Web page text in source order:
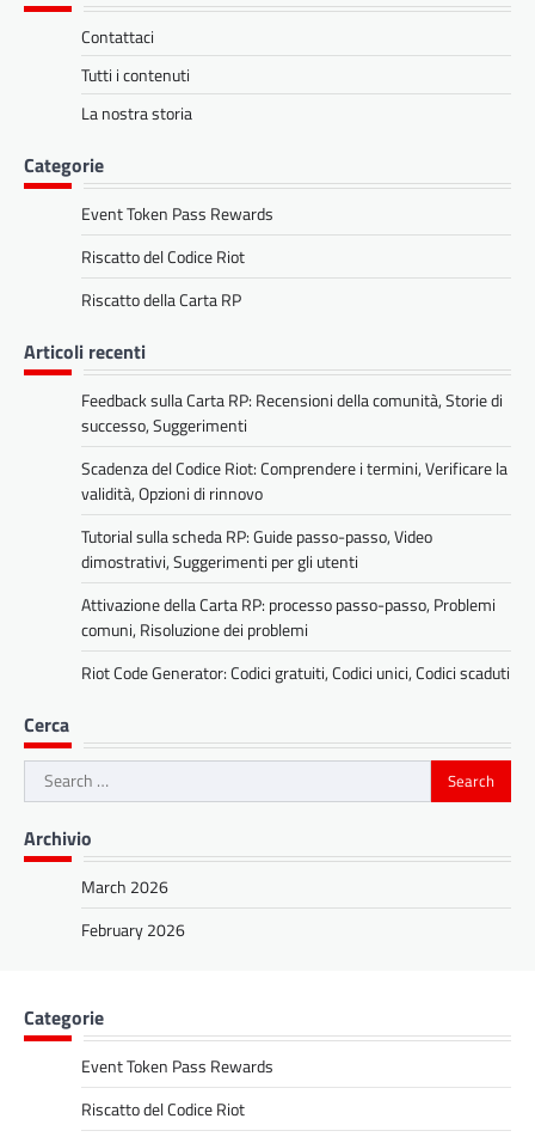
Contattaci
Tutti i contenuti
La nostra storia
Categorie
Event Token Pass Rewards
Riscatto del Codice Riot
Riscatto della Carta RP
Articoli recenti
Feedback sulla Carta RP: Recensioni della comunità, Storie di
successo, Suggerimenti
Scadenza del Codice Riot: Comprendere i termini, Verificare la
validità, Opzioni di rinnovo
Tutorial sulla scheda RP: Guide passo-passo, Video
dimostrativi, Suggerimenti per gli utenti
Attivazione della Carta RP: processo passo-passo, Problemi
comuni, Risoluzione dei problemi
Riot Code Generator: Codici gratuiti, Codici unici, Codici scaduti
Cerca
Search
for:
Archivio
March 2026
February 2026
Categorie
Event Token Pass Rewards
Riscatto del Codice Riot